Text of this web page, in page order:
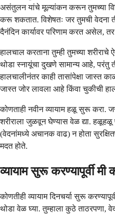
असंतुलन यांचे मूल्यांकन करून तुमच्या
करू शकतात. विशेषतः जर तुमची वेदना
दैनंदिन कार्यावर परिणाम करत असेल, तर
हालचाल करताना तुम्ही तुमच्या शरीराचे
थोडा स्नायूंचा दुखणे सामान्य आहे, परंतु
हालचालीनंतर काही तासांपेक्षा जास्त
जास्त जोर लावला आहे किंवा चुकीची
कोणताही नवीन व्यायाम हळू सुरू करा.
शरीराला जुळवून घेण्यास वेळ द्या.
(वेदनांमध्ये अचानक वाढ) न होता
मदत होते.
व्यायाम सुरू करण्यापूर्वी मी
कोणतीही व्यायाम दिनचर्या सुरू
थोडा वेळ घ्या. तुम्हाला कुठे ताठरपणा,